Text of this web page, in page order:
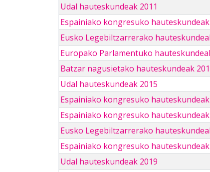
Udal hauteskundeak 2011
Espainiako kongresuko hauteskundeak
Eusko Legebiltzarrerako
Europako Parlamentuko
Batzar nagusietako hauteskundeak
Udal hauteskundeak 2015
Espainiako kongresuko
Espainiako kongresuko
Eusko Legebiltzarrerako
Espainiako kongresuko hauteskundeak
Udal hauteskundeak 2019